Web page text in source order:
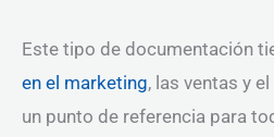
Este tipo de documentación
en el marketing, las ventas y
un punto de referencia para